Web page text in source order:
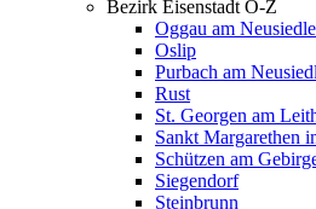
Bezirk Eisenstadt O-Z
Oggau am
Oslip
Purbach am
Rust
St. Georgen am
Sankt Margarethen
Schützen am
Siegendorf
Steinbrunn